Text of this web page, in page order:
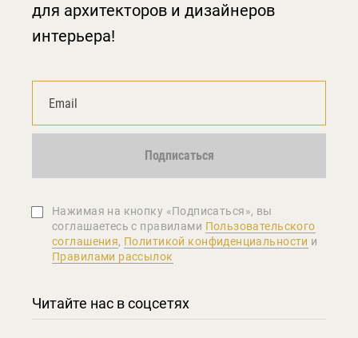
для архитекторов и дизайнеров
интерьера!
Подписаться
Нажимая на кнопку «Подписаться», вы
соглашаетеcь с правилами Пользовательского
соглашения, Политикой конфиденциальности и
Правилами рассылок
Читайте нас в соцсетях